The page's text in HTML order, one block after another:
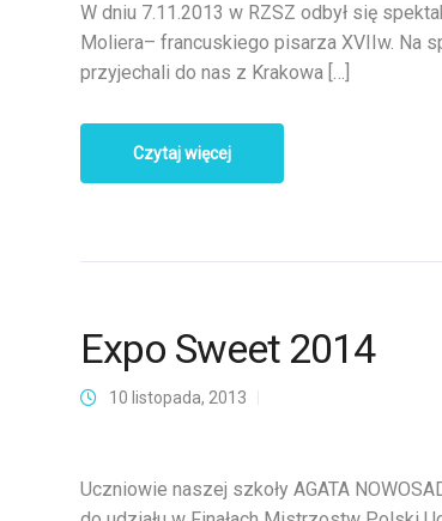
W dniu 7.11.2013 w RZSZ odbył się
Moliera– francuskiego pisarza XVIIw. Na
przyjechali do nas z Krakowa […]
Czytaj więcej
Expo Sweet 2014
10 listopada, 2013
Uczniowie naszej szkoły AGATA